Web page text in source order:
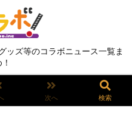
ッズ等のコラボニュース一覧ま
次へ 検索